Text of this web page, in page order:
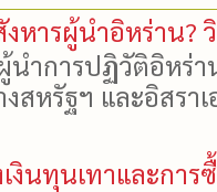
หารผู้นำอิหร่าน?
ำการปฏิวัติอิหร่า
สหรัฐฯ และอิสรา
นทุนเทาและการ